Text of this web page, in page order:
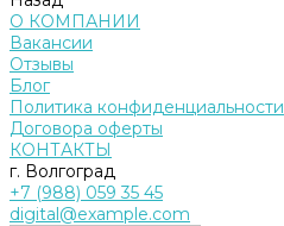
О КОМПАНИИ
Вакансии
Отзывы
Блог
Политика конфиденциальности
Договора оферты
КОНТАКТЫ
г. Волгоград
+7 (988) 059 35 45
digital@example.com